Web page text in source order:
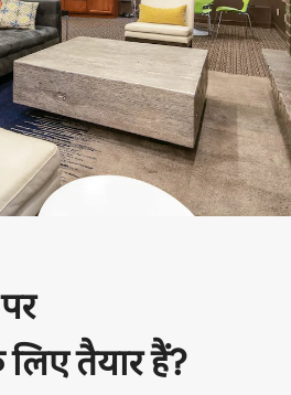
तैयार हैं?